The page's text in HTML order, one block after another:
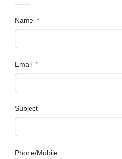
Name
Email
Subject
Phone/Mobile